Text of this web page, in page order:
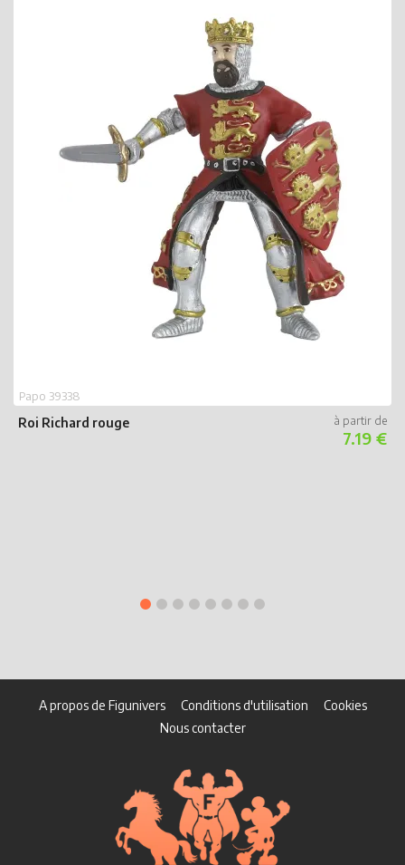
Roi Richard rouge
Papo 39338
7.19 €
A propos de Figunivers Conditions d'utilisation
Cookies
Nous contacter